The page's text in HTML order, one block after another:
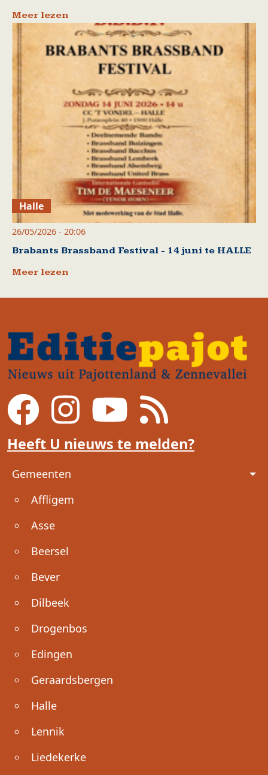
Meer lezen
Halle
26/05/2026 - 20:06
Brabants Brassband Festival - 14 juni te HALLE
Meer lezen
Heeft U nieuws te melden?
Voet
Gemeenten
Affligem
Asse
Beersel
Bever
Dilbeek
Drogenbos
Edingen
Geraardsbergen
Halle
Lennik
Liedekerke